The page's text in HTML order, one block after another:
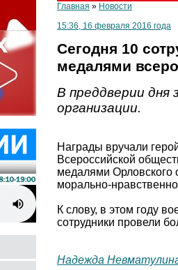
Главная » Новости
15:36, 16 февраля 2016 года
Сегодня 10
медалями
В преддверии дня
организации.
Награды вручали
Всероссийской
медалями Орловского
морально-
К слову, в этом году
сотрудники провели
Надежда